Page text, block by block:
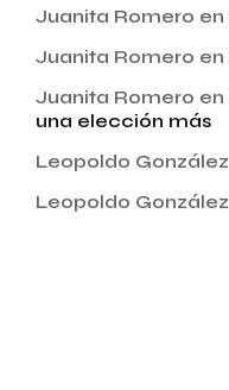
Juanita Romero en
Juanita Romero en
Juanita Romero en
una elección más
Leopoldo González
Leopoldo González